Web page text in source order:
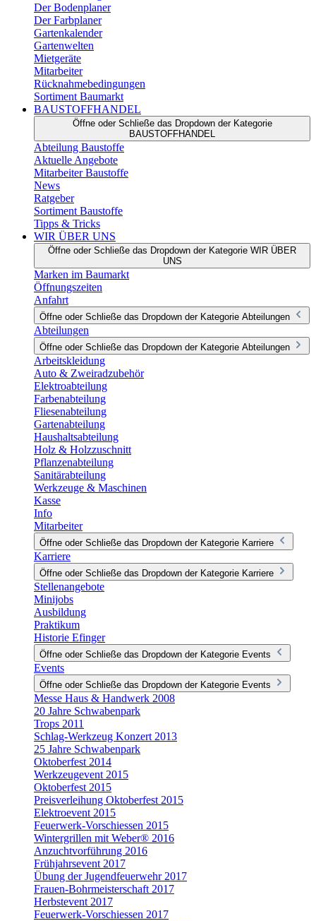
Der Bodenplaner
Der Farbplaner
Gartenkalender
Gartenwelten
Mietgeräte
Mitarbeiter
Rücknahmebedingungen
Sortiment Baumarkt
BAUSTOFFHANDEL
Öffne oder Schließe das Dropdown der Kategorie
BAUSTOFFHANDEL
Abteilung Baustoffe
Aktuelle Angebote
Mitarbeiter Baustoffe
News
Ratgeber
Sortiment Baustoffe
Tipps & Tricks
WIR ÜBER UNS
Öffne oder Schließe das Dropdown der Kategorie WIR ÜBER
UNS
Marken im Baumarkt
Öffnungszeiten
Anfahrt
Öffne oder Schließe das Dropdown der Kategorie Abteilungen
Abteilungen
Öffne oder Schließe das Dropdown der Kategorie Abteilungen
Arbeitskleidung
Auto & Zweiradzubehör
Elektroabteilung
Farbenabteilung
Fliesenabteilung
Gartenabteilung
Haushaltsabteilung
Holz & Holzzuschnitt
Pflanzenabteilung
Sanitärabteilung
Werkzeuge & Maschinen
Kasse
Info
Mitarbeiter
Öffne oder Schließe das Dropdown der Kategorie Karriere
Karriere
Öffne oder Schließe das Dropdown der Kategorie Karriere
Stellenangebote
Minijobs
Ausbildung
Praktikum
Historie Efinger
Öffne oder Schließe das Dropdown der Kategorie Events
Events
Öffne oder Schließe das Dropdown der Kategorie Events
Messe Haus & Handwerk 2008
20 Jahre Schwabenpark
Trops 2011
Schlag-Werkzeug Konzert 2013
25 Jahre Schwabenpark
Oktoberfest 2014
Werkzeugevent 2015
Oktoberfest 2015
Preisverleihung Oktoberfest 2015
Elektroevent 2015
Feuerwerk-Vorschiessen 2015
Wintergrillen mit Weber® 2016
Anzuchtvorführung 2016
Frühjahrsevent 2017
Übung der Jugendfeuerwehr 2017
Frauen-Bohrmeisterschaft 2017
Herbstevent 2017
Feuerwerk-Vorschiessen 2017